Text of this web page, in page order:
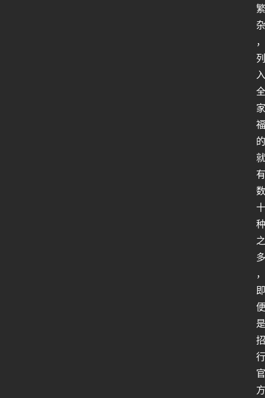
繁
杂
，
列
入
全
家
福
的
就
有
数
十
种
之
多
，
即
便
是
招
行
官
方